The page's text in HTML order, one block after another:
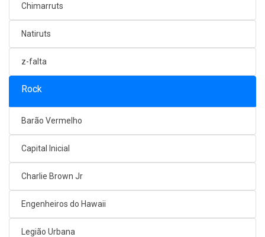
Chimarruts
Natiruts
z-falta
Rock
Barão Vermelho
Capital Inicial
Charlie Brown Jr
Engenheiros do Hawaii
Legião Urbana